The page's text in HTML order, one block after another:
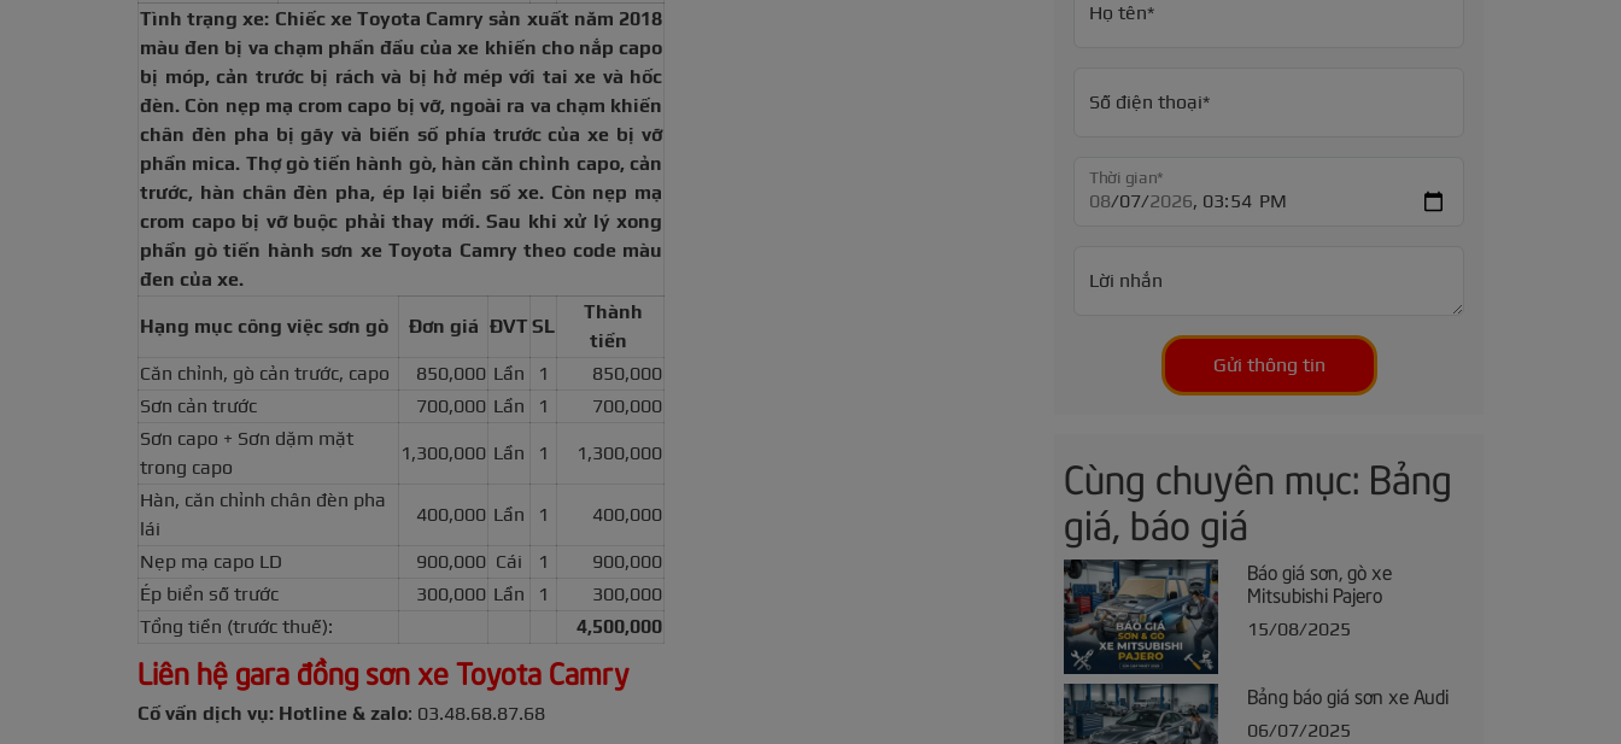
Tình trạng xe: Chiếc xe Toyota Camry sản xuất năm 2018
màu đen bị va chạm phần đầu của xe khiến cho nắp capo
bị móp, cản trước bị rách và bị hở mép với tai xe và hốc
đèn. Còn nẹp mạ crom capo bị vỡ, ngoài ra va chạm khiến
chân đèn pha bị gãy và biến số phía trước của xe bị vỡ
phần mica. Thợ gò tiến hành gò, hàn căn chỉnh capo, cản
trước, hàn chân đèn pha, ép lại biển số xe. Còn nẹp mạ
crom capo bị vỡ buộc phải thay mới. Sau khi xử lý xong
phần gò tiến hành sơn xe Toyota Camry theo code màu
đen của xe.
Hạng mục công việc sơn gò Đơn giá ĐVT SL
Thành
tiền
Căn chỉnh, gò cản trước, capo
850,000 Lần 1
850,000
Sơn cản trước
700,000 Lần 1
700,000
Sơn capo + Sơn dặm mặt
trong capo
1,300,000 Lần 1 1,300,000
Hàn, căn chỉnh chân đèn pha
lái
400,000 Lần 1 400,000
Nẹp mạ capo LD 900,000 Cái 1
900,000
Ép biển số trước
300,000 Lần 1
300,000
Tổng tiền (trước thuế):
4,500,000
Liên hệ gara đồng sơn xe Toyota Camry
Cố vấn dịch vụ: Hotline & zalo: 03.48.68.87.68
Họ tên*
Số điện thoại*
Thời gian*
Lời nhắn
Gửi thông tin
Cùng chuyên mục: Bảng
giá, báo giá
Báo giá sơn, gò xe
Mitsubishi Pajero
15/08/2025
Bảng báo giá sơn xe Audi
06/07/2025